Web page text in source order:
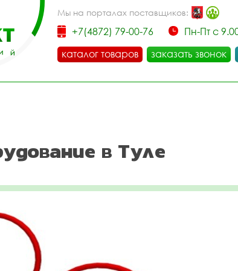
Мы на порталах поставщиков:
+7(4872) 79-00-76
Пн-Пт с
каталог товаров
заказать звонок
в Туле